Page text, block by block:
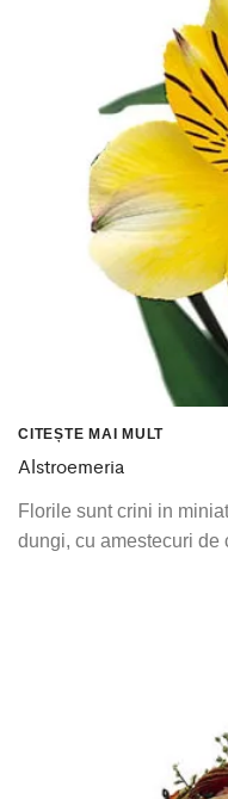
CITEȘTE MAI MULT
Alstroemeria
Florile sunt crini in
dungi, cu amestecuri de